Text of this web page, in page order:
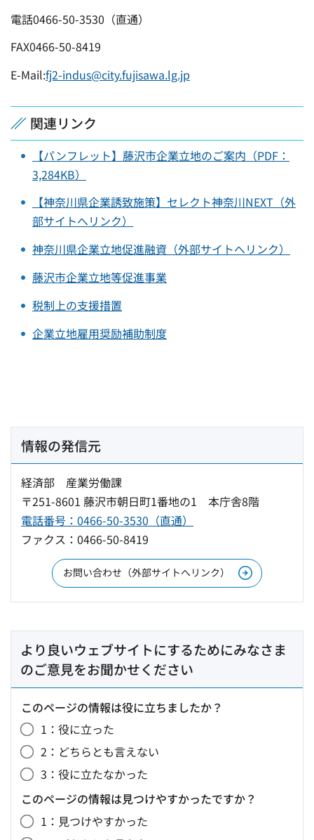
電話0466-50-3530（直通）
FAX0466-50-8419
E-Mail:fj2-indus@city.fujisawa.lg.jp
関連リンク
【パンフレット】藤沢市企業立地のご案内（PDF：
3,284KB）
【神奈川県企業誘致施策】セレクト神奈川NEXT（外
部サイトへリンク）
神奈川県企業立地促進融資（外部サイトへリンク）
藤沢市企業立地等促進事業
税制上の支援措置
企業立地雇用奨励補助制度
情報の発信元
経済部 産業労働課
〒251-8601 藤沢市朝日町1番地の1 本庁舎8階
電話番号：0466-50-3530（直通）
ファクス：0466-50-8419
お問い合わせ（外部サイトへリンク）
より良いウェブサイトにするためにみなさま
のご意見をお聞かせください
このページの情報は役に立ちましたか？
1：役に立った
2：どちらとも言えない
3：役に立たなかった
このページの情報は見つけやすかったですか？
1：見つけやすかった